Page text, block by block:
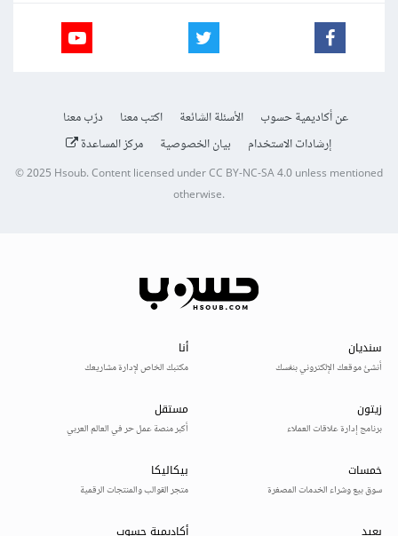
عن أكاديمية حسوب الأسئلة الشائعة اكتب معنا
درّب معنا
إرشادات الاستخدام
بيان الخصوصية مركز المساعدة
© 2025Hsoub.Content licensed underCC BY-NC-SA 4.0unless mentioned
otherwise.